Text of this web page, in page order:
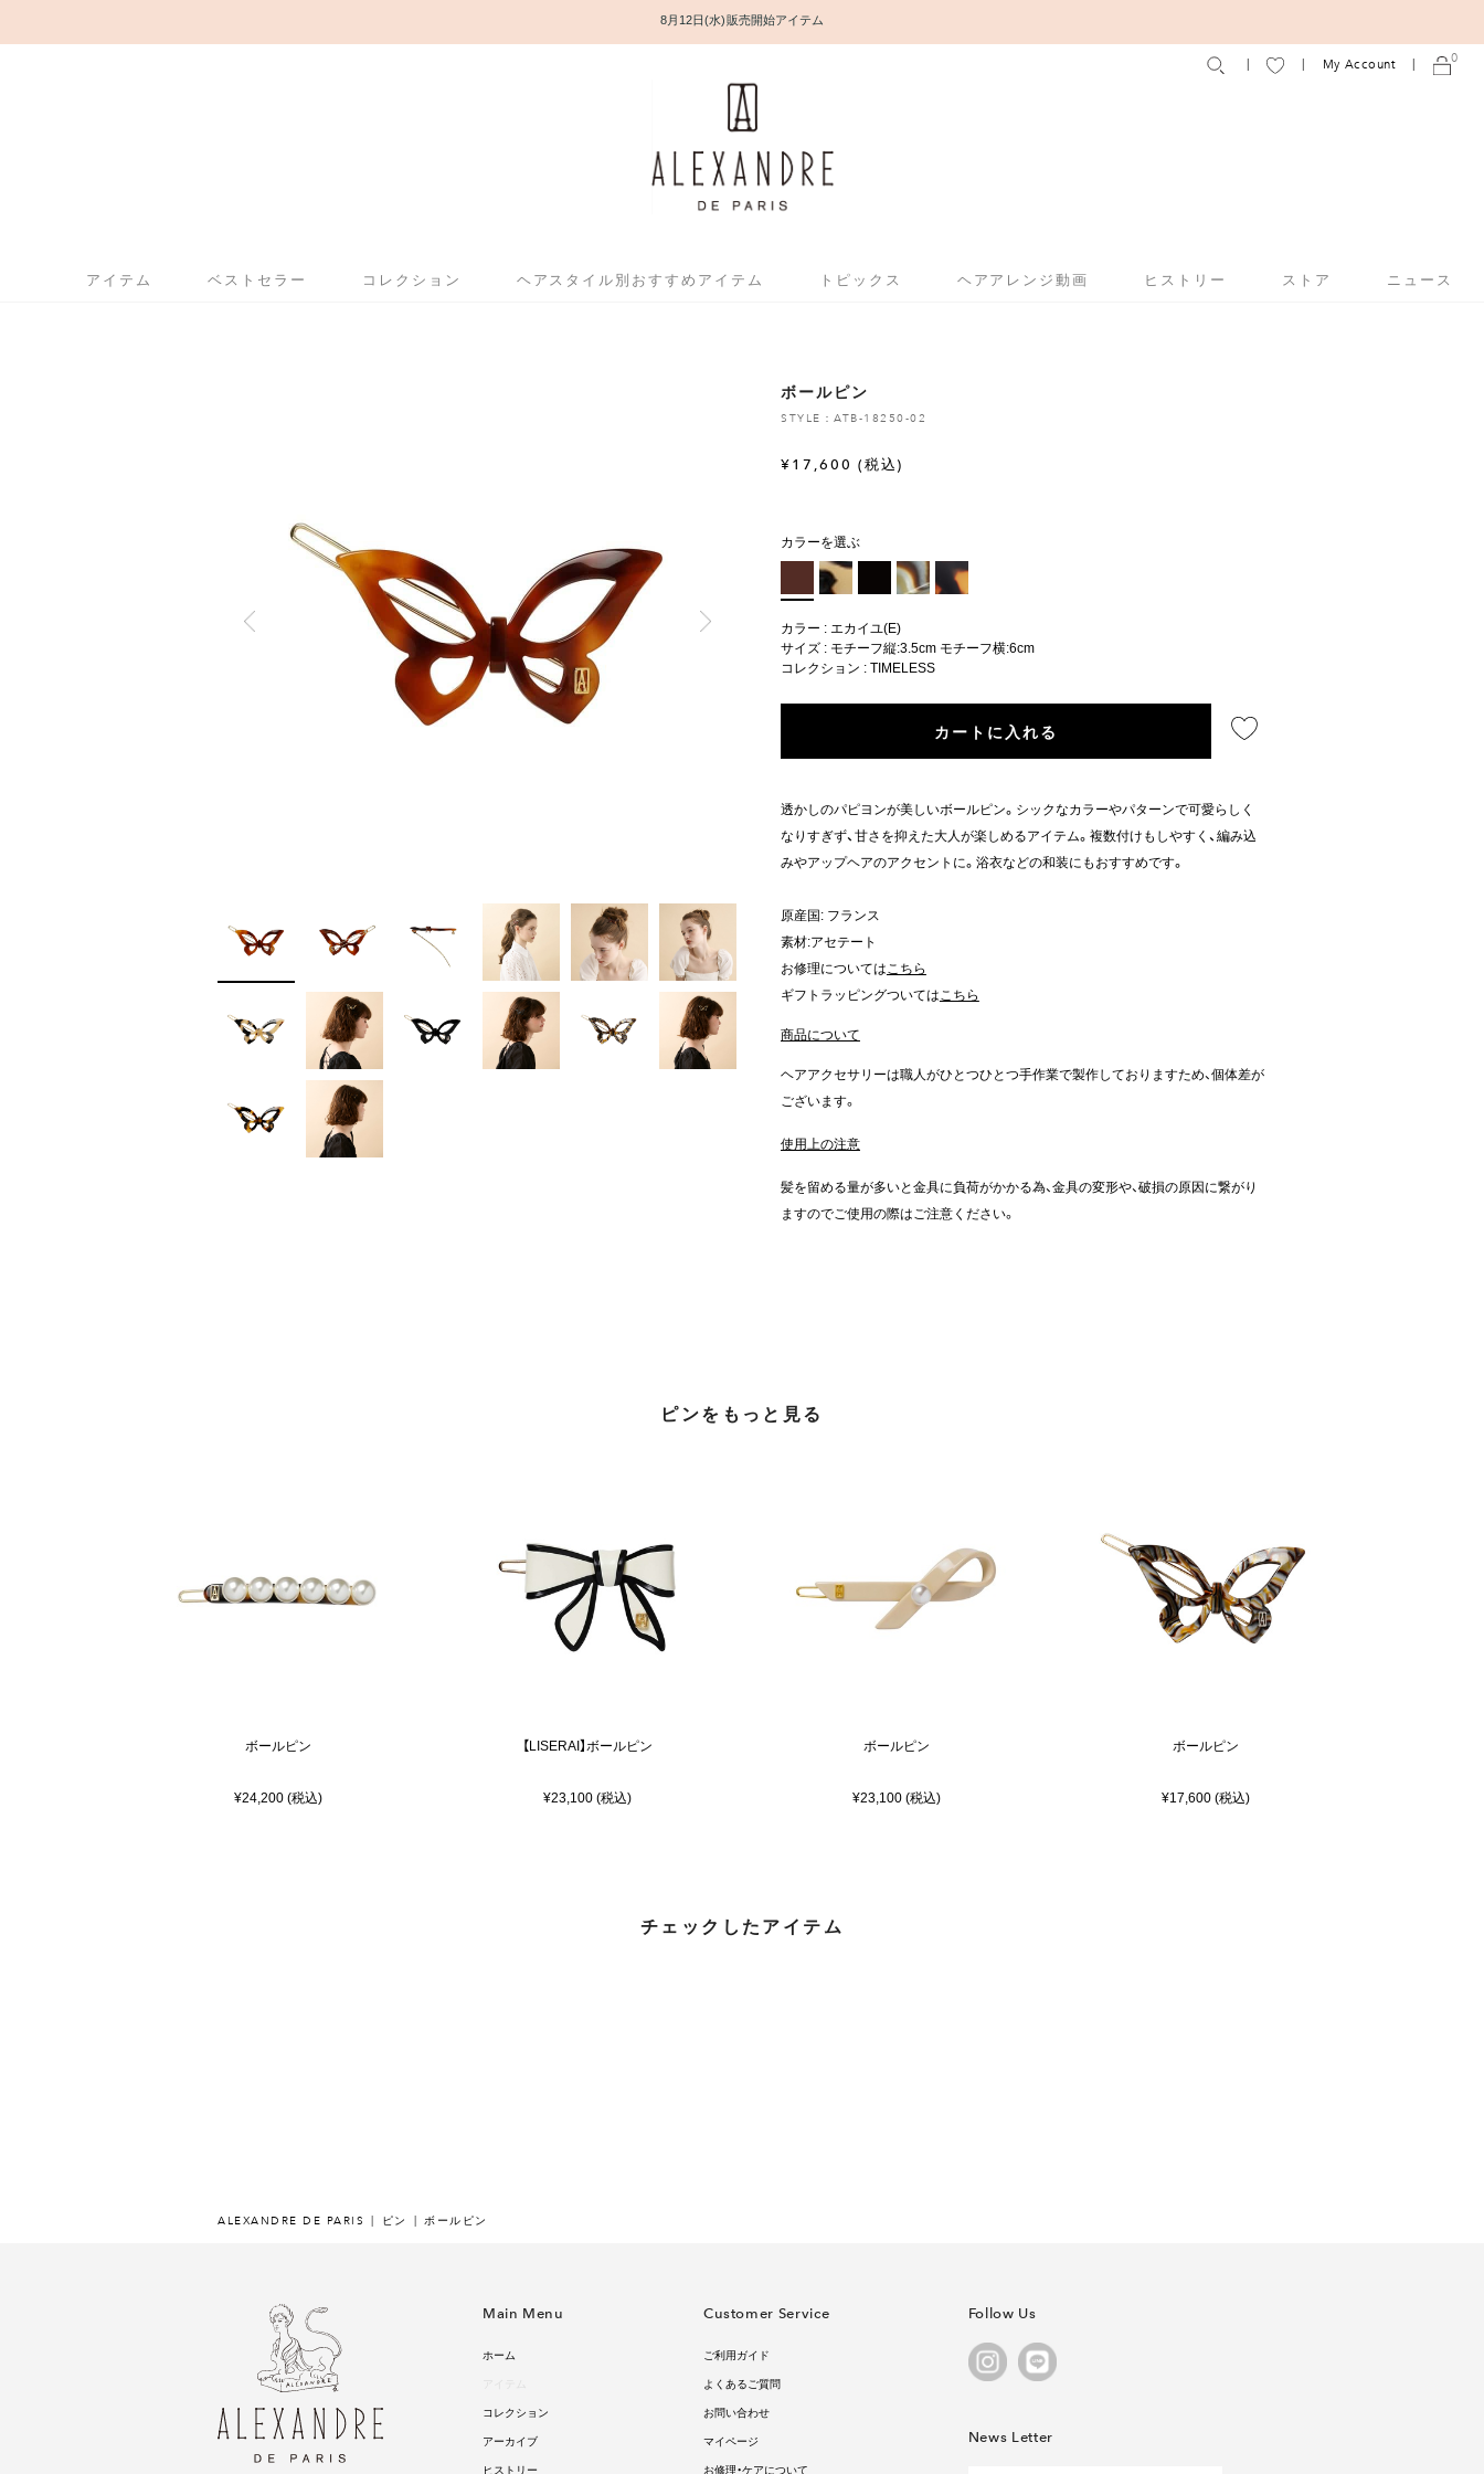
8月12日(水) 販売開始アイテム
アイテム ベストセラー コレクション ヘアスタイル別おすすめアイテム トピックス ヘアアレンジ動画 ヒストリー ストア ニュース
My Account 0
ボールピン
STYLE：ATB-18250-02
¥ 17,600 (税込)
カラーを選ぶ
カラー : エカイユ(E)
サイズ : モチーフ縦:3.5cm モチーフ横:6cm
コレクション :TIMELESS
カートに入れる
透かしのパピヨンが美しいボールピン。シックなカラーやパターンで可愛らしく
なりすぎず、甘さを抑えた大人が楽しめるアイテム。複数付けもしやすく、編み込
みやアップヘアのアクセントに。浴衣などの和装にもおすすめです。
原産国: フランス
素材:アセテート
お修理についてはこちら
ギフトラッピングついてはこちら
商品について
ヘアアクセサリーは職人がひとつひとつ手作業で製作しておりますため、個体差が
ございます。
使用上の注意
髪を留める量が多いと金具に負荷がかかる為、金具の変形や、破損の原因に繋がり
ますのでご使用の際はご注意ください。
ピンをもっと見る
ボールピン
¥24,200 (税込)
【LISERAI】ボールピン
¥23,100 (税込)
ボールピン
¥23,100 (税込)
ボールピン
¥17,600 (税込)
チェックしたアイテム
ALEXANDRE DE PARIS ピン ボールピン
Main Menu
ホーム
コレクション
アーカイブ
ヒストリー
Customer Service
ご利用ガイド
よくあるご質問
お問い合わせ
マイページ
お修理・ケアについて
Follow Us
News Letter